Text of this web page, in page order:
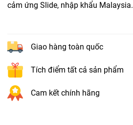
cảm ứng Slide, nhập khẩu Malaysia.
Giao hàng toàn quốc
Tích điểm tất cả sản phẩm
Cam kết chính hãng